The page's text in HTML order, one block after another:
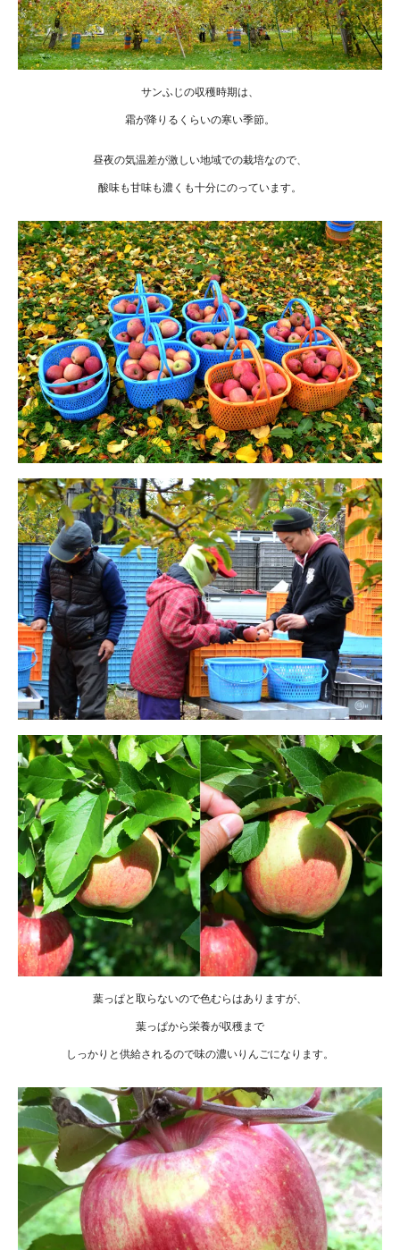
サンふじの収穫時期は、
霜が降りるくらいの寒い季節。
昼夜の気温差が激しい地域での栽培なので、
酸味も甘味も濃くも十分にのっています。
葉っぱと取らないので色むらはありますが、
葉っぱから栄養が収穫まで
しっかりと供給されるので味の濃いりんごになります。